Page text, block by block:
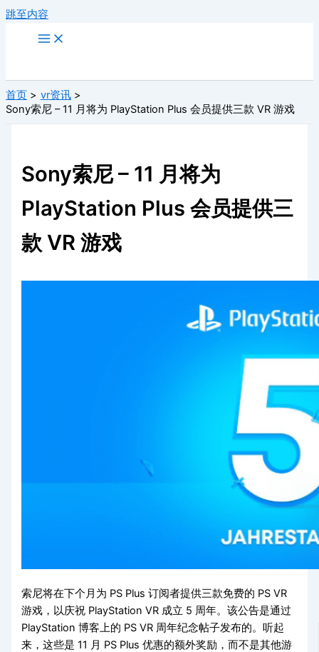
跳至内容
首页
vr资讯
Sony索尼 – 11 月将为 PlayStation Plus 会员提供三款 VR 游戏
Sony索尼 – 11 月将为
PlayStation Plus 会员提供三
款 VR 游戏
索尼将在下个月为 PS Plus 订阅者提供三款免费的 PS VR
游戏，以庆祝 PlayStation VR 成立 5 周年。该公告是通过
PlayStation 博客上的 PS VR 周年纪念帖子发布的。听起
来，这些是 11 月 PS Plus 优惠的额外奖励，而不是其他游